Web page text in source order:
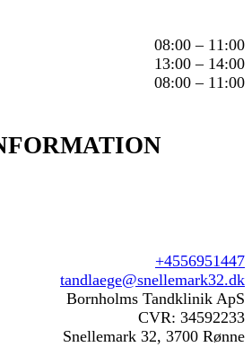
08:00 – 11:00
13:00 – 14:00
08:00 – 11:00
+4556951447
tandlaege@snellemark32.dk
Bornholms Tandklinik ApS
CVR: 34592233
Snellemark 32, 3700 Rønne